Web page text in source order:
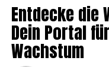
Ent­de­cke die
Dein Por­tal
Wachstum